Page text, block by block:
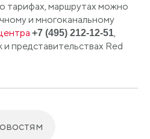
тарифах, маршрутах можно
и многоканальному
+7 (495) 212-12-51,
представительствах Red